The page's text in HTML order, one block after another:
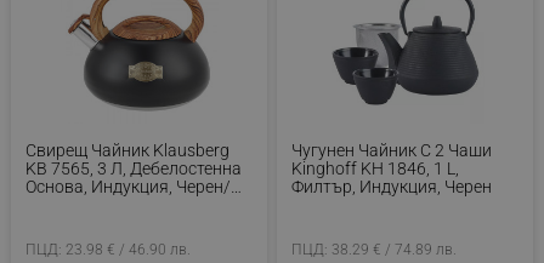
Свирещ Чайник Klausberg
KB 7565, 3 Л, Дебелостенна
Основа, Индукция, Черен/
ПЦД: 23.98 € / 46.90 лв.
Чугунен Чайник С 2 Чаши
Kinghoff KH 1846, 1 L,
Филтър, Индукция, Черен
ПЦД: 38.29 € / 74.89 лв.